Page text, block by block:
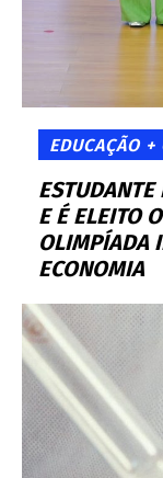
EDUCAÇÃO
ESTUDANTE
E É ELEITO
OLIMPÍADA
ECONOMIA